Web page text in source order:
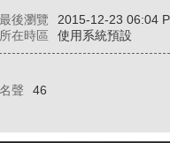
最後瀏覽
2015-12-23 06:04
所在時區 使用系統預設
名聲
46